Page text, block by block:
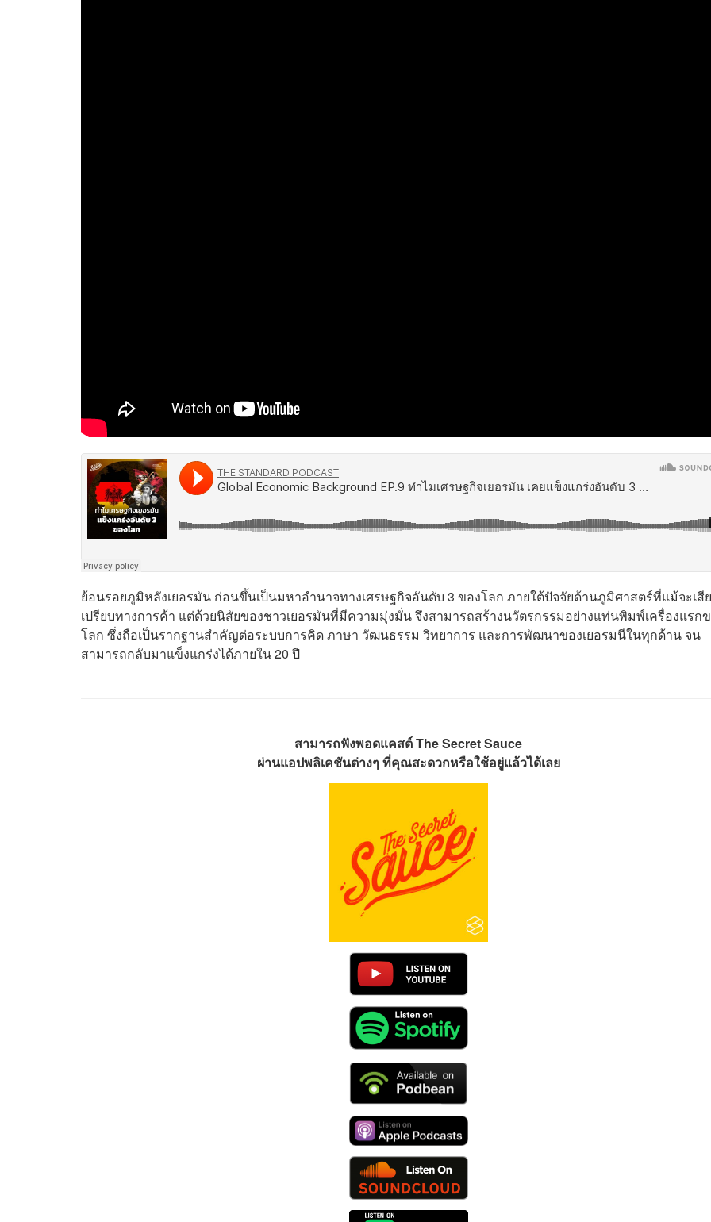
ย้อนรอยภูมิหลังเยอรมัน ก่อนขึ้นเป็นมหาอำนาจทางเศรษฐกิจอันดับ 3 ของโลก ภายใต้ปัจจัยด้านภูมิศาสตร์ที่แม้จะเสีย
เปรียบทางการค้า แต่ด้วยนิสัยของชาวเยอรมันที่มีความมุ่งมั่น จึงสามารถสร้างนวัตรกรรมอย่างแท่นพิมพ์เครื่องแรก
โลก ซึ่งถือเป็นรากฐานสำคัญต่อระบบการคิด ภาษา วัฒนธรรม วิทยาการ และการพัฒนาของเยอรมนีในทุกด้าน จน
สามารถกลับมาแข็งแกร่งได้ภายใน 20 ปี
สามารถฟังพอดแคสต์ The Secret Sauce
ผ่านแอปพลิเคชันต่างๆ ที่คุณสะดวกหรือใช้อยู่แล้วได้เลย